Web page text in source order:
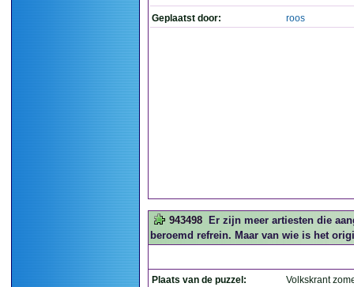
Geplaatst door: roos
943498
Er zijn meer artiesten die
beroemd refrein. Maar van wie is het
Plaats van de puzzel:
Volkskrant